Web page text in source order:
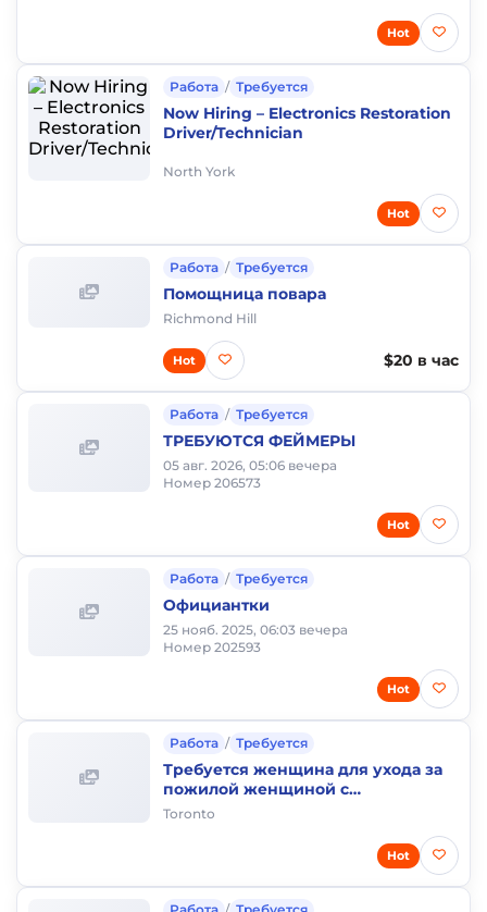
Hot
Работа / Требуется
Now Hiring – Electronics Restoration
Driver/Technician
North York
Hot
Работа / Требуется
Помощница повара
Richmond Hill
$20 в час
Hot
Работа / Требуется
ТРЕБУЮТСЯ ФЕЙМЕРЫ
05 авг. 2026, 05:06 вечера
Номер 206573
Hot
Работа / Требуется
Официантки
25 нояб. 2025, 06:03 вечера
Номер 202593
Hot
Работа / Требуется
Требуется женщина для ухода за
пожилой женщиной с
проживанием
Toronto
Hot